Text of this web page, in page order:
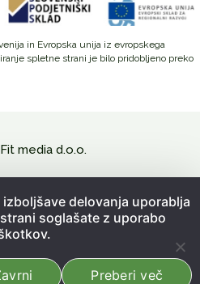
in Evropska unija iz evropskega
spletne strani je bilo pridobljeno preko
Fit media d.o.o.
poslovanja
strani: Emigma
delovanja uporablja
soglašate z uporabo
Preberi več